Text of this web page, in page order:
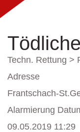
Techn. Rettung >
Adresse
Frantschach-
Alarmierung
09.05.2019 11:29